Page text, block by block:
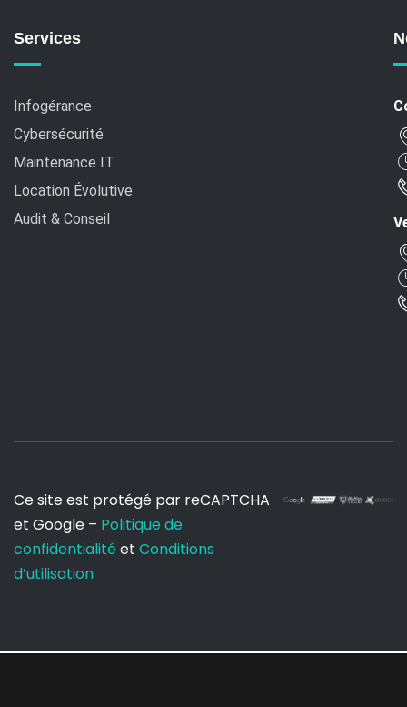
Services
Infogérance
Cybersécurité
Maintenance IT
Location Évolutive
Audit & Conseil
Ce site est protégé par reCAPTCHA
et Google – Politique de
confidentialité et Conditions
d’utilisation